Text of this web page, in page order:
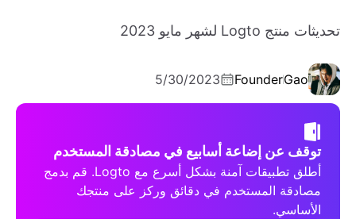
تحديثات منتج Logto لشهر مايو 2023
Gao
Founder
5/30/2023
توقف عن إضاعة أسابيع في مصادقة المستخدم
أطلق تطبيقات آمنة بشكل أسرع مع Logto. قم بدمج
مصادقة المستخدم في دقائق وركز على منتجك
الأساسي.